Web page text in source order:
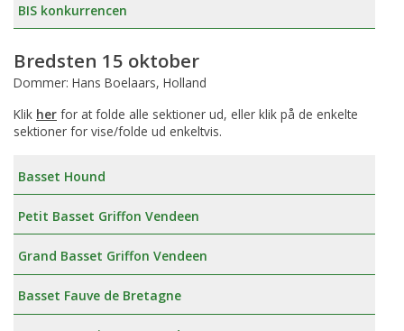
BIS konkurrencen
Bredsten 15 oktober
Dommer: Hans Boelaars, Holland
Klik her for at folde alle sektioner ud, eller klik på de enkelte
sektioner for vise/folde ud enkeltvis.
Basset Hound
Petit Basset Griffon Vendeen
Grand Basset Griffon Vendeen
Basset Fauve de Bretagne